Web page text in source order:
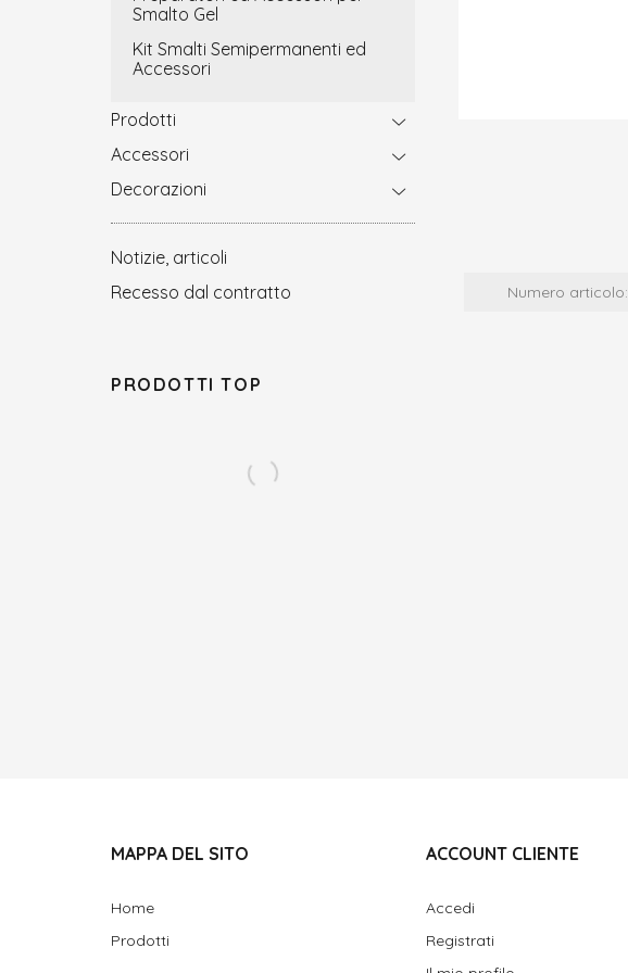
Smalto Gel
Kit Smalti Semipermanenti ed
Accessori
Prodotti
Accessori
Decorazioni
Notizie, articoli
Recesso dal contratto
PRODOTTI TOP
Numero articolo:
MAPPA DEL SITO
Home
Prodotti
ACCOUNT CLIENTE
Accedi
Registrati